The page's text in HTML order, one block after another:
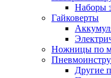
Наборы
Гайковерты
Ножницы по
Другие